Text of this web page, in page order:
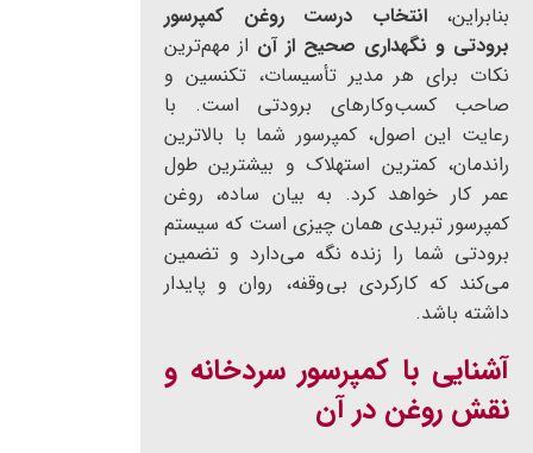
بنابراین،انتخاب درست روغن کمپرسور
برودتی و نگهداری صحیح از آن از مهم‌ترین
نکات برای هر مدیر تأسیسات، تکنسین و
صاحب کسب‌وکارهای برودتی است. با
رعایت این اصول، کمپرسور شما با بالاترین
راندمان، کمترین استهلاک و بیشترین طول
عمر کار خواهد کرد. به بیان ساده، روغن
کمپرسور تبریدی همان چیزی است که سیستم
برودتی شما را زنده نگه می‌دارد و تضمین
می‌کند که کارکردی بی‌وقفه، روان و پایدار
داشته باشد.
آشنایی با کمپرسور سردخانه و
نقش روغن در آن